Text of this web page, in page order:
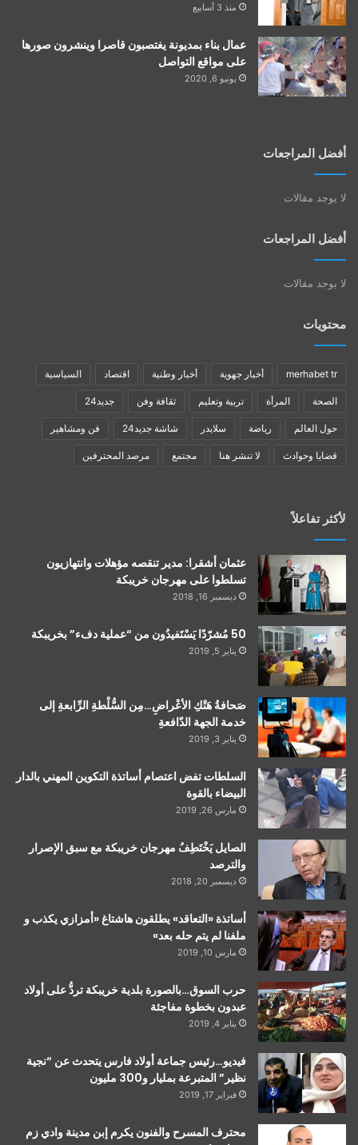
منذ 3 أسابيع
عمال بناء بمديونة يغتصبون قاصرا وينشرون صورها
على مواقع التواصل
يونيو 6, 2020
أفضل المراجعات
لا يوجد مقالات
أفضل المراجعات
لا يوجد مقالات
محتويات
merhabet tr أخبار جهوية أخبار وطنية اقتصاد السياسية
الصحة المرأة تربية وتعليم ثقافة وفن جديد24
حول العالم رياضة سلايدر شاشة جديد24 فن ومشاهير
قضايا وحوادث لا تنشر هنا مجتمع مرصد المحترفين
لأكثر تفاعلاً
عثمان أشقرا: مدير تنقصه مؤهلات وانتهازيون
تسلطوا على مهرجان خريبكة
ديسمبر 16, 2018
50 مُشرّدًا يَسْتَفيدُون من “عملية دفء” بخريبكة
يناير 5, 2019
صَحافةُ هَتْكِ الأعْراضِ…مِن السُّلْطةِ الرِّابعةِ إلى
خدمة الجهة الدّافعةِ
يناير 3, 2019
السلطات تفض اعتصام أساتذة التكوين المهني بالدار
البيضاء بالقوة
مارس 26, 2019
الصايل يَخْتَطِفُ مهرجان خريبكة مع سبق الإصرار
والترصد
ديسمبر 20, 2018
أساتذة «التعاقد» يطلقون هاشتاغ «أمزازي يكذب و
ملفنا لم يتم حله بعد»
مارس 10, 2019
حرب السوق…بالصورة بلدية خريبكة تردُّ على أولاد
عبدون بخطوة مفاجئة
يناير 4, 2019
فيديو…رئيس جماعة أولاد فارس يتحدث عن “نجية
نظير” المتبرعة بمليار و300 مليون
فبراير 17, 2019
محترف المسرح والفنون يكرم إبن مدينة وادي زم